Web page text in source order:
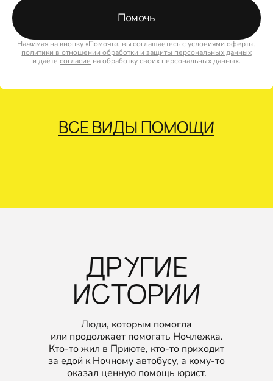
ВСЕ ВИДЫ ПОМОЩИ
Помочь
Нажимая на кнопку «Помочь», вы соглашаетесь с условиямиоферты,
политики в отношении обработки и защиты персональных данных
и даётесогласие на обработку своих персональных данных.
ДРУГИЕ
ИСТОРИИ
Люди, которым помогла
или продолжает помогать Ночлежка.
Кто‑то жил в Приюте, кто‑то приходит
за едой к Ночному автобусу, а кому‑то
оказал ценную помощь юрист.